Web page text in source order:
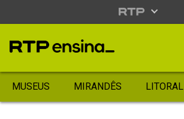
MUSEUS MIRANDÊS LITORAL